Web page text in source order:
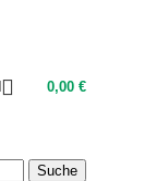
0,00 €
Suche